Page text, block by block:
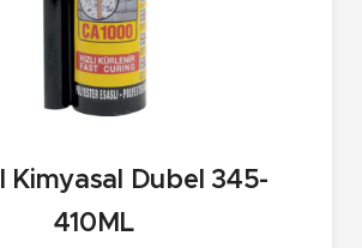
Kimyasal Dubel 345-
410ML